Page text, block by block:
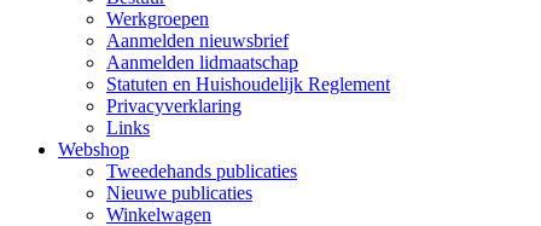
Werkgroepen
Aanmelden nieuwsbrief
Aanmelden lidmaatschap
Statuten en Huishoudelijk Reglement
Privacyverklaring
Links
Webshop
Tweedehands publicaties
Nieuwe publicaties
Winkelwagen